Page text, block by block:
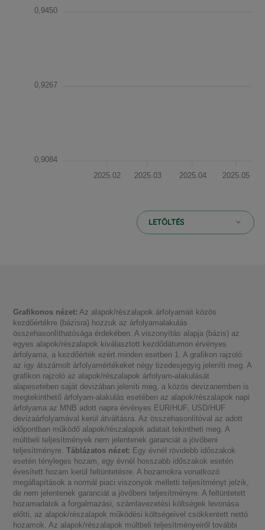
2025.02 2025.03 2025.04 2025.05
0,9450
0,9267
0,9084
LETÖLTÉS
Grafikonos nézet: Az alapok/részalapok árfolyamait közös
kezdőértékre (bázisra) hozzuk az árfolyamalakulás
összehasonlíthatósága érdekében. A viszonyítás alapja (bázis) az
egyes alapok/részalapok kiválasztott kezdődátumon érvényes
árfolyama, a kezdőérték ezért minden esetben 1. A grafikon rajzoló
az így átszámolt árfolyamértékeket négy tizedesjegyig jeleníti meg. A
grafikon rajzoló az alapok/részalapok árfolyam-alakulását
alapeseteben saját devizában jeleníti meg, a közös devizanemben is
megtekinthető árfolyam-alakulás esetében az alapok/részalapok napi
árfolyama az MNB adott napra érvényes EUR/HUF, USD/HUF
devizaárfolyamával kerül átváltásra. Az összehasonlítóval az adott
időpontban működő alapok/részalapok adatait tekintheti meg. A
múltbeli teljesítmények nem jelentenek garanciát a jövőbeni
teljesítményre.Táblázatos nézet: Egy évnél rövidebb időszakok
esetén tényleges hozam, egy évnél hosszabb időszakok esetén
évesített hozam kerül feltüntetésre. A hozamokra vonatkozó
megállapítások a normál piaci viszonyok melletti teljesítményt jelzik,
de nem jelentenek garanciát a jövőbeni teljesítményre. A feltüntetett
hozamadatok a forgalmazási, számlavezetési költségek levonása
előtti, az alapok/részalapok működési költségeivel csökkentett nettó
hozamok. Az alapok/részalapok múltbeli teljesítményeiről további